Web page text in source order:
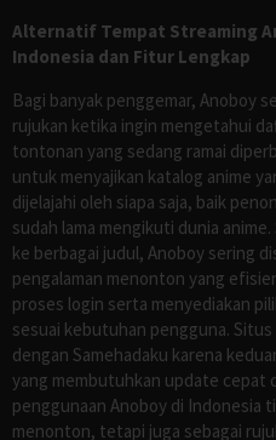
Alternatif Tempat Streaming
Indonesia dan Fitur Lengkap
Bagi banyak penggemar, Anoboy
rujukan ketika ingin mengetahui
tontonan yang sedang ramai
untuk menyajikan katalog anime
dijelajahi oleh siapa saja, baik
sudah lama mengikuti dunia
ke berbagai judul, Anoboy sering
pengalaman menonton yang
proses login serta menyediakan
sesuai kebutuhan pengguna.
dengan Samehadaku karena
yang membutuhkan update cepat
penggunaan Anoboy di Indonesia
menonton, tetapi juga sebagai